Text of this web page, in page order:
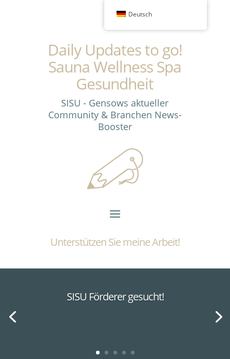
Daily Updates to go!
Sauna Wellness Spa
Gesundheit
SISU - Gensows aktueller
Community & Branchen News-
Booster
Unterstützen Sie meine Arbeit!
SISU Förderer gesucht!
Deutsch